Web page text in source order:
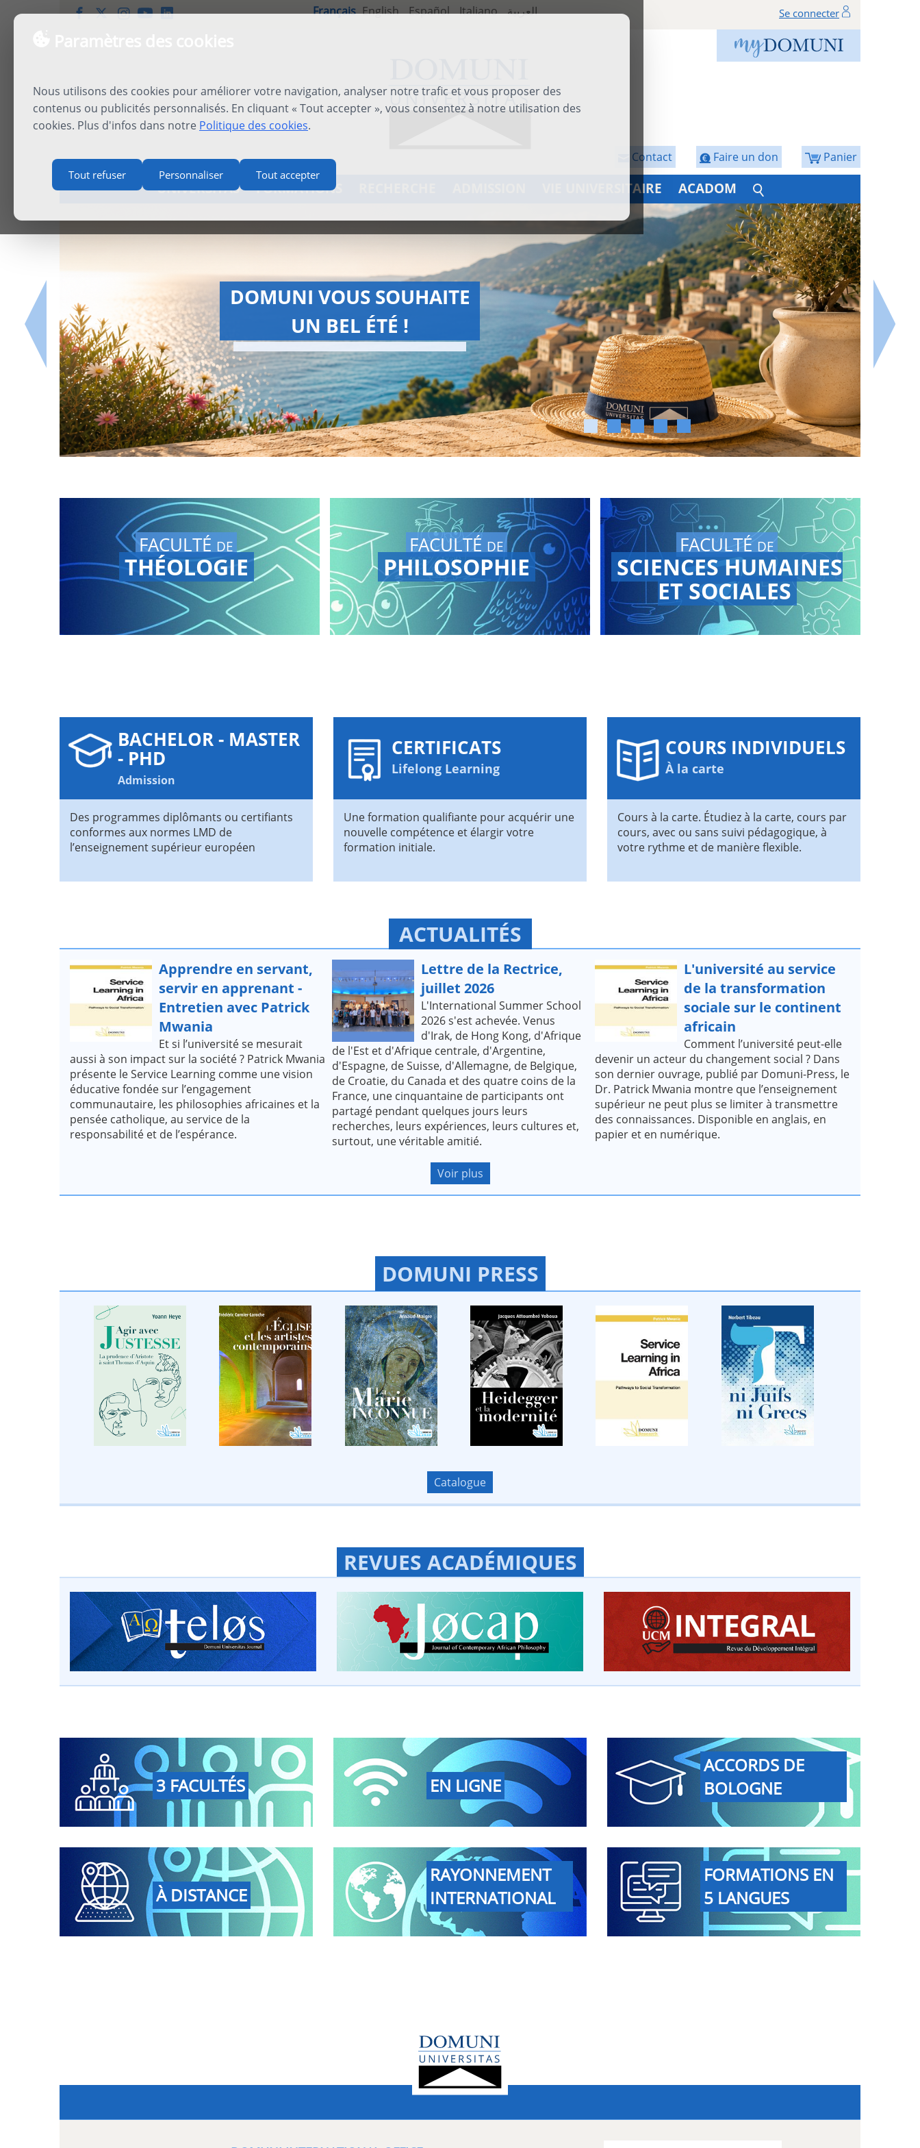
Nous utilisons des cookies pour améliorer votre navigation, analyser notre trafic et vous proposer des
contenus ou publicités personnalisés. En cliquant « Tout accepter », vous consentez à notre utilisation des
cookies. Plus d'infos dans notre Politique des cookies.
Tout refuser Personnaliser Tout accepter
Français English Español Italiano العربية Se connecter
Panier
Faire un don
Contact
UNIVERSITAS FORMATIONS VIE UNIVERSITAIRE ACADOM
INTERNATIONAL SUMMER
SCHOOL 2026
La Summer School est achevée !
Retrouvez les Grandes Conférencesen
replay sur notre chaine youtube.
FACULTÉ DE
THÉOLOGIE
FACULTÉ DE
PHILOSOPHIE
FACULTÉ DE
SCIENCES HUMAINES
ET SOCIALES
BACHELOR - MASTER
- PHD
Admission
Des programmes diplômants ou certifiants
conformes aux normes LMD de
l’enseignement supérieur européen
CERTIFICATS
Lifelong Learning
Une formation qualifiante pour acquérir une
nouvelle compétence et élargir votre
formation initiale.
COURS INDIVIDUELS
À la carte
Cours à la carte. Étudiez à la carte, cours par
cours, avec ou sans suivi pédagogique, à
votre rythme et de manière flexible.
ACTUALITÉS
Apprendre en servant,
servir en apprenant -
Entretien avec Patrick
Mwania
Et si l’université se mesurait
aussi à son impact sur la société ? Patrick Mwania
présente le Service Learning comme une vision
éducative fondée sur l’engagement
communautaire, les philosophies africaines et la
pensée catholique, au service de la
responsabilité et de l’espérance.
Lettre de la Rectrice,
juillet 2026
L'International Summer School
2026 s'est achevée. Venus
d'Irak, de Hong Kong, d'Afrique
de l'Est et d'Afrique centrale, d'Argentine,
d'Espagne, de Suisse, d'Allemagne, de Belgique,
de Croatie, du Canada et des quatre coins de la
France, une cinquantaine de participants ont
partagé pendant quelques jours leurs
recherches, leurs expériences, leurs cultures et,
surtout, une véritable amitié.
L'université au service
de la transformation
sociale sur le continent
africain
Comment l’université peut-elle
devenir un acteur du changement social ? Dans
son dernier ouvrage, publié par Domuni-Press, le
Dr. Patrick Mwania montre que l’enseignement
supérieur ne peut plus se limiter à transmettre
des connaissances. Disponible en anglais, en
papier et en numérique.
Voir plus
DOMUNI PRESS
Catalogue
REVUES ACADÉMIQUES
3 FACULTÉS EN LIGNE
ACCORDS DE
BOLOGNE
À DISTANCE
RAYONNEMENT
INTERNATIONAL
FORMATIONS EN
5 LANGUES